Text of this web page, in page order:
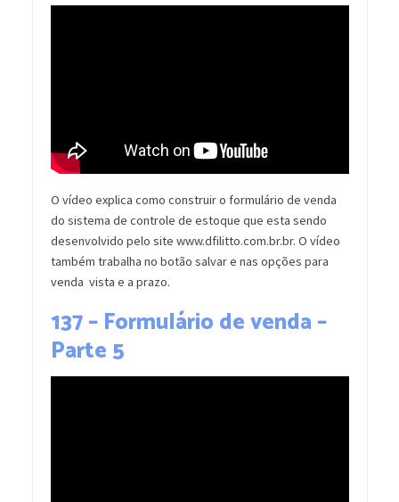
O vídeo explica como construir o formulário de venda
do sistema de controle de estoque que esta sendo
desenvolvido pelo site www.dfilitto.com.br.br. O vídeo
também trabalha no botão salvar e nas opções para
venda vista e a prazo.
137 – Formulário de venda –
Parte 5